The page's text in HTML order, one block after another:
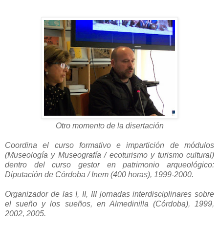
Otro momento de la disertación
Coordina el curso formativo e impartición de módulos
(Museología y Museografía / ecoturismo y turismo cultural)
dentro del curso gestor en patrimonio arqueológico:
Diputación de Córdoba / Inem (400 horas), 1999-2000.
Organizador de las I, II, III jornadas interdisciplinares sobre
el sueño y los sueños, en Almedinilla (Córdoba), 1999,
2002, 2005.